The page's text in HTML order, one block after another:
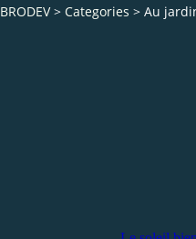
BRODEV > Categories > Au